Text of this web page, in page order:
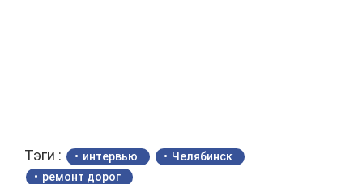
Тэги : интервью
Челябинск
ремонт дорог